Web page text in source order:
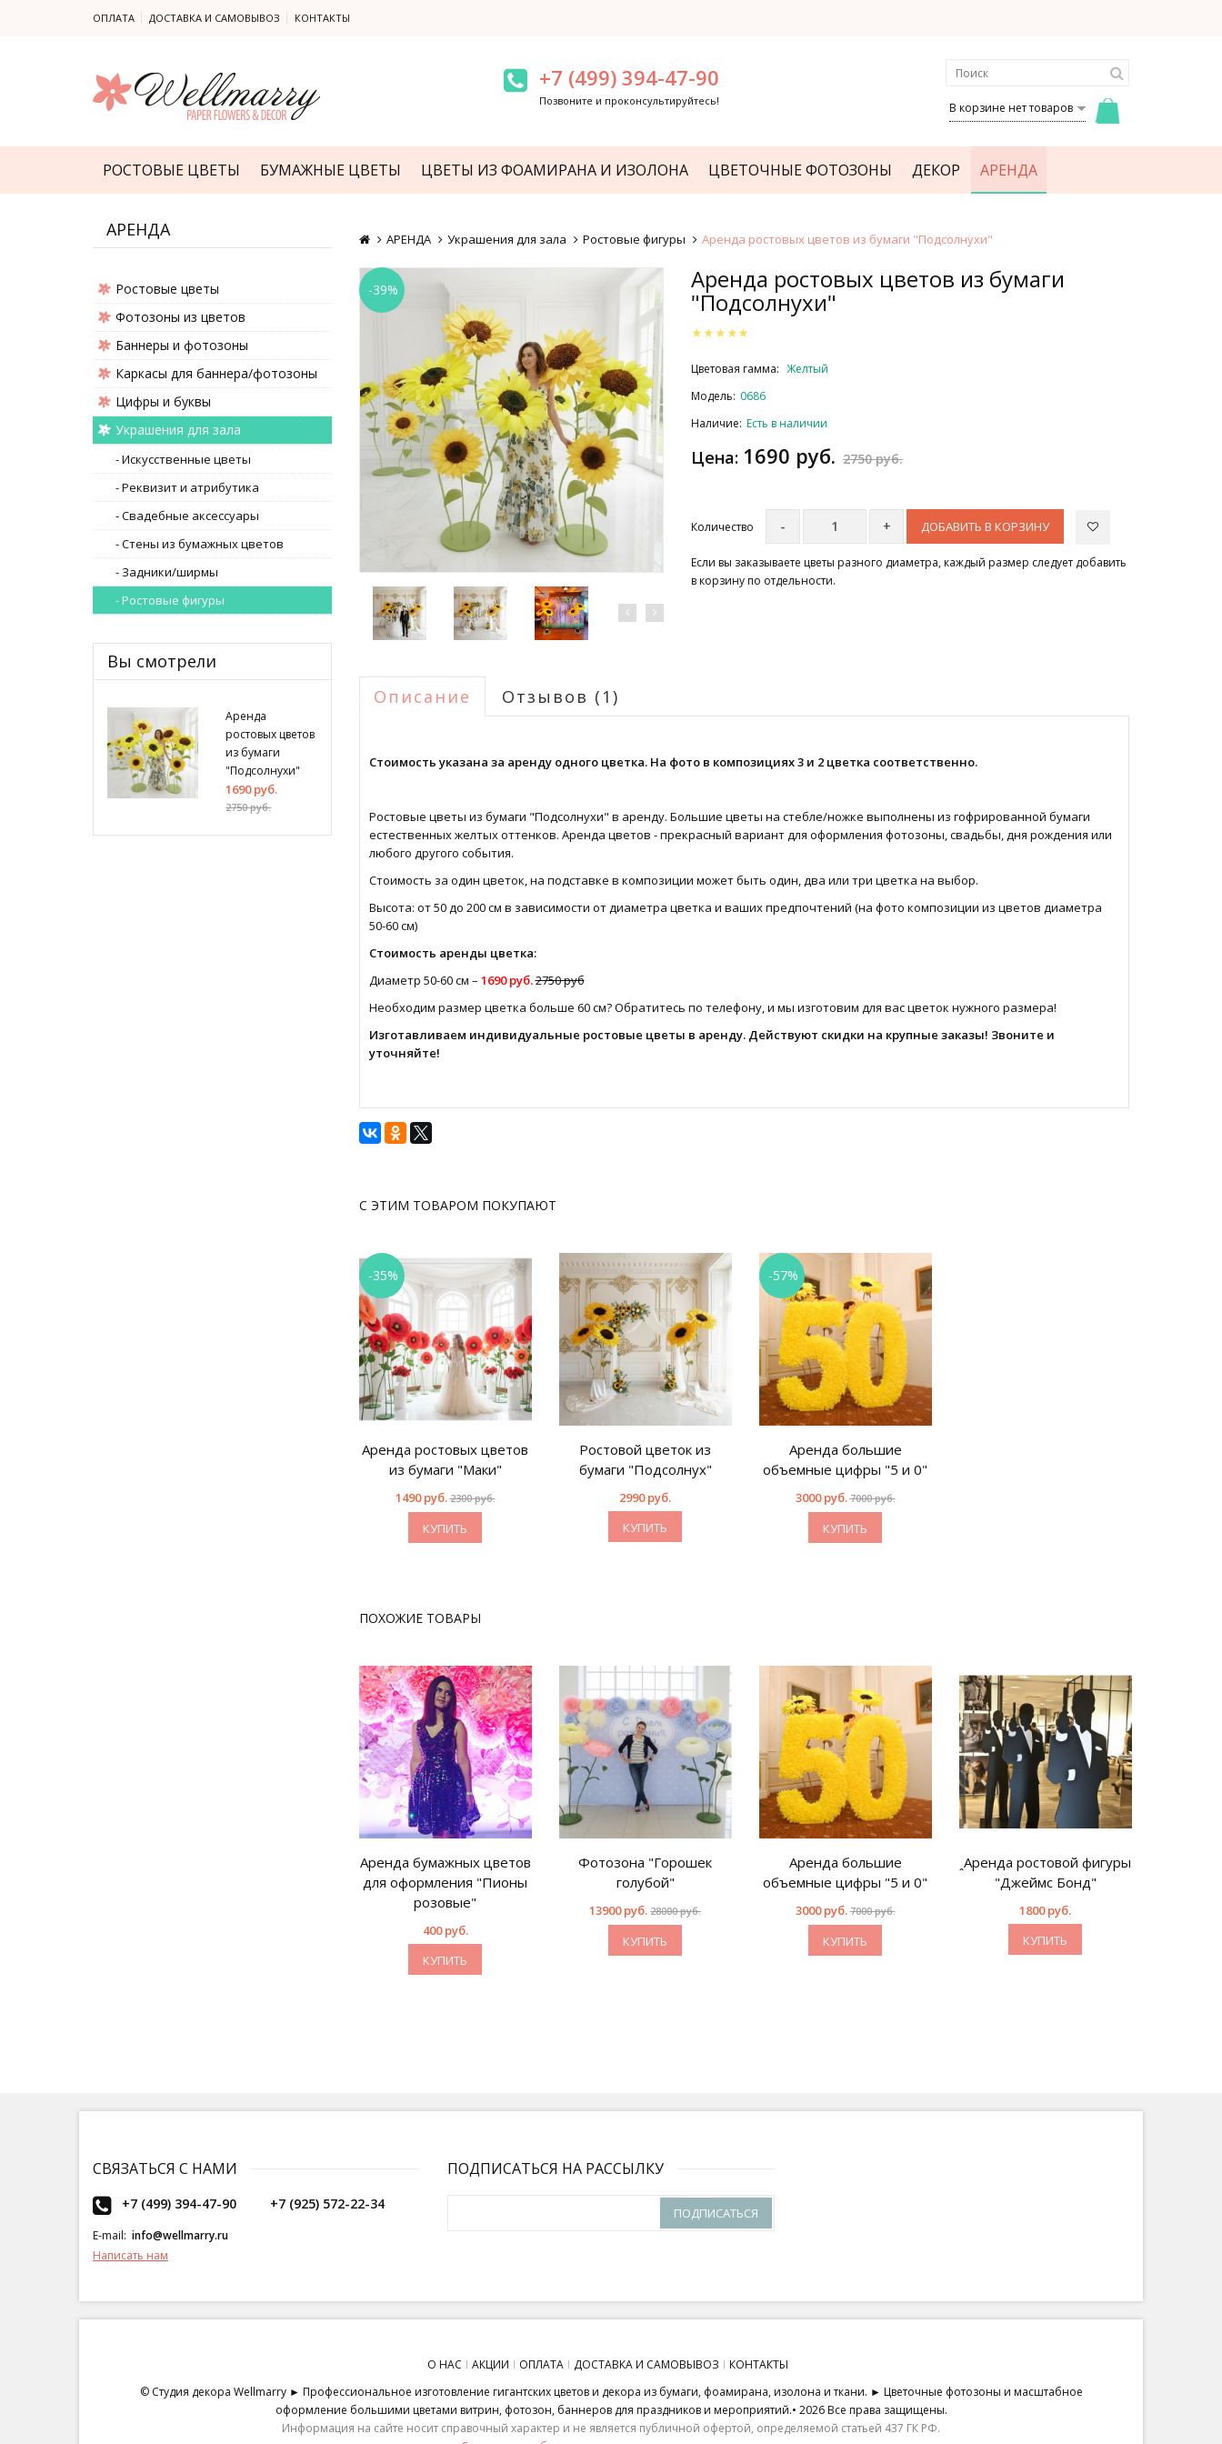
ОПЛАТА ДОСТАВКА И САМОВЫВОЗ КОНТАКТЫ
+7 (499) 394-47-90
Позвоните и проконсультируйтесь! В корзине нет товаров
РОСТОВЫЕ ЦВЕТЫ БУМАЖНЫЕ ЦВЕТЫ ЦВЕТЫ ИЗ ФОАМИРАНА И ИЗОЛОНА ЦВЕТОЧНЫЕ ФОТОЗОНЫ ДЕКОР АРЕНДА
АРЕНДА
Ростовые цветы
Фотозоны из цветов
Баннеры и фотозоны
Каркасы для баннера/фотозоны
Цифры и буквы
Украшения для зала
- Искусственные цветы
- Реквизит и атрибутика
- Свадебные аксессуары
- Стены из бумажных цветов
- Задники/ширмы
- Ростовые фигуры
Вы смотрели
Аренда
ростовых цветов
из бумаги
"Подсолнухи"
1690 руб.
2750 руб.
АРЕНДА Украшения для зала Ростовые фигуры Аренда ростовых цветов из бумаги "Подсолнухи"
-39% Аренда ростовых цветов из бумаги
"Подсолнухи"
Цветовая гамма: Желтый
Модель: 0686
Наличие: Есть в наличии
Цена: 1690 руб. 2750 руб.
Количество ДОБАВИТЬ В КОРЗИНУ
Если вы заказываете цветы разного диаметра, каждый размер следует добавить
в корзину по отдельности.
Описание Отзывов (1)
Стоимость указана за аренду одного цветка. На фото в композициях 3 и 2 цветка соответственно.
Ростовые цветы из бумаги "Подсолнухи" в аренду. Большие цветы на стебле/ножке выполнены из гофрированной бумаги
естественных желтых оттенков. Аренда цветов - прекрасный вариант для оформления фотозоны, свадьбы, дня рождения или
любого другого события.
Стоимость за один цветок, на подставке в композиции может быть один, два или три цветка на выбор.
Высота: от 50 до 200 см в зависимости от диаметра цветка и ваших предпочтений (на фото композиции из цветов диаметра
50-60 см)
Стоимость аренды цветка:
Диаметр 50-60 см – 1690 руб.2750 руб
Необходим размер цветка больше 60 см? Обратитесь по телефону, и мы изготовим для вас цветок нужного размера!
Изготавливаем индивидуальные ростовые цветы в аренду. Действуют скидки на крупные заказы! Звоните и
уточняйте!
С ЭТИМ ТОВАРОМ ПОКУПАЮТ
-35%
Аренда ростовых цветов
из бумаги "Маки"
1490 руб. 2300 руб.
КУПИТЬ
Ростовой цветок из
бумаги "Подсолнух"
2990 руб.
КУПИТЬ
-57%
Аренда большие
объемные цифры "5 и 0"
3000 руб. 7000 руб.
КУПИТЬ
ПОХОЖИЕ ТОВАРЫ
Аренда бумажных цветов
для оформления "Пионы
розовые"
400 руб.
КУПИТЬ
Фотозона "Горошек
голубой"
13900 руб. 28000 руб.
КУПИТЬ
Аренда большие
объемные цифры "5 и 0"
3000 руб. 7000 руб.
КУПИТЬ
ꞈАренда ростовой фигуры
"Джеймс Бонд"
1800 руб.
КУПИТЬ
СВЯЗАТЬСЯ С НАМИ
+7 (499) 394-47-90 +7 (925) 572-22-34
E-mail: info@wellmarry.ru
Написать нам
ПОДПИСАТЬСЯ НА РАССЫЛКУ
ПОДПИСАТЬСЯ
О НАС АКЦИИ ОПЛАТА ДОСТАВКА И САМОВЫВОЗ
КОНТАКТЫ
© Студия декора Wellmarry ► Профессиональное изготовление гигантских цветов и декора из бумаги, фоамирана, изолона и ткани. ► Цветочные фотозоны и масштабное
оформление большими цветами витрин, фотозон, баннеров для праздников и мероприятий.• 2026 Все права защищены.
Информация на сайте носит справочный характер и не является публичной офертой, определяемой статьей 437 ГК РФ.